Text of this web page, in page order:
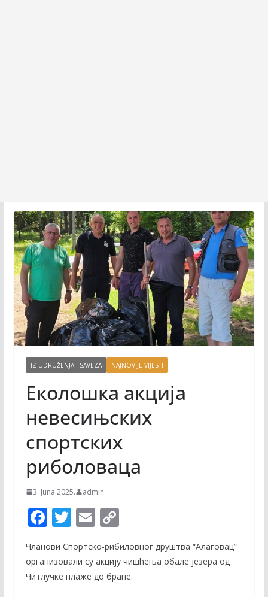
IZ UDRUŽENJA I SAVEZA NAJNOVIJE VIJESTI
Eколошка акција
невесињских
спортских
риболоваца
3. Juna 2025. admin
F
e
b
T
itt
er
E
ai
l
C
o
p
y
Чланови Спортско-рибиловног друштва “Алаговац”
организовали су акцију чишћења обале језера од
Читлучке плаже до бране.